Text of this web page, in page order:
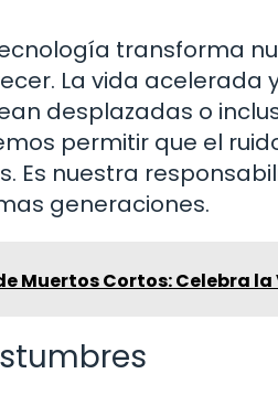
transforma
La vida acelerada
desplazadas o
permitir que el
Es nuestra
generaciones.
Muertos Cortos: Celebra